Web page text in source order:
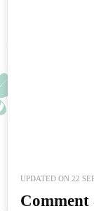
UPDATED ON 22
Comment